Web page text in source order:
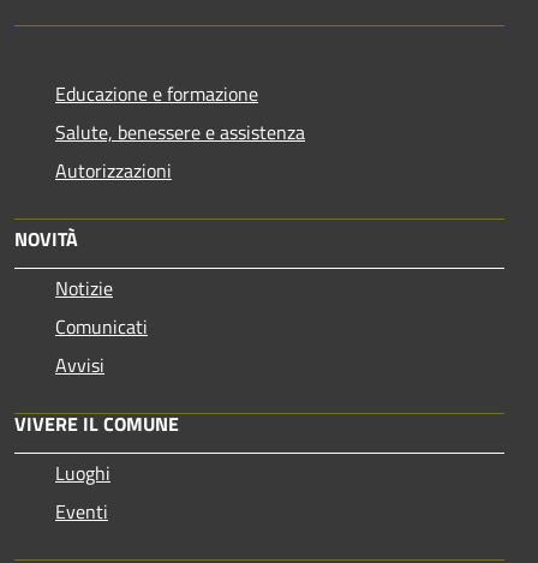
Educazione e formazione
Salute, benessere e assistenza
Autorizzazioni
NOVITÀ
Notizie
Comunicati
Avvisi
VIVERE IL COMUNE
Luoghi
Eventi